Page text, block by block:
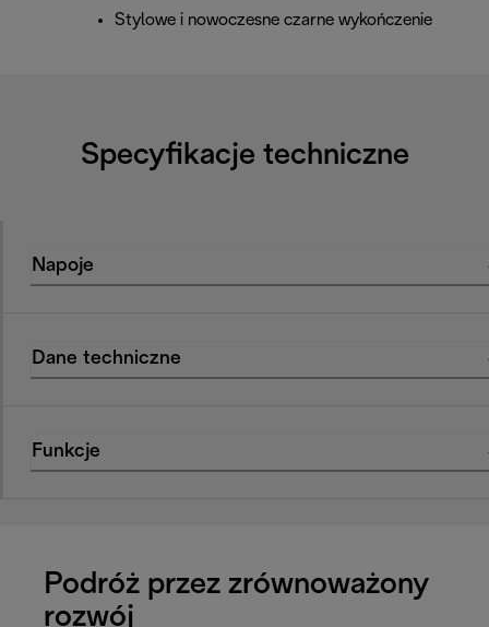
Stylowe i nowoczesne czarne wykończenie
Specyfikacje techniczne
Napoje
Dane techniczne
Funkcje
Podróż przez zrównoważony
rozwój